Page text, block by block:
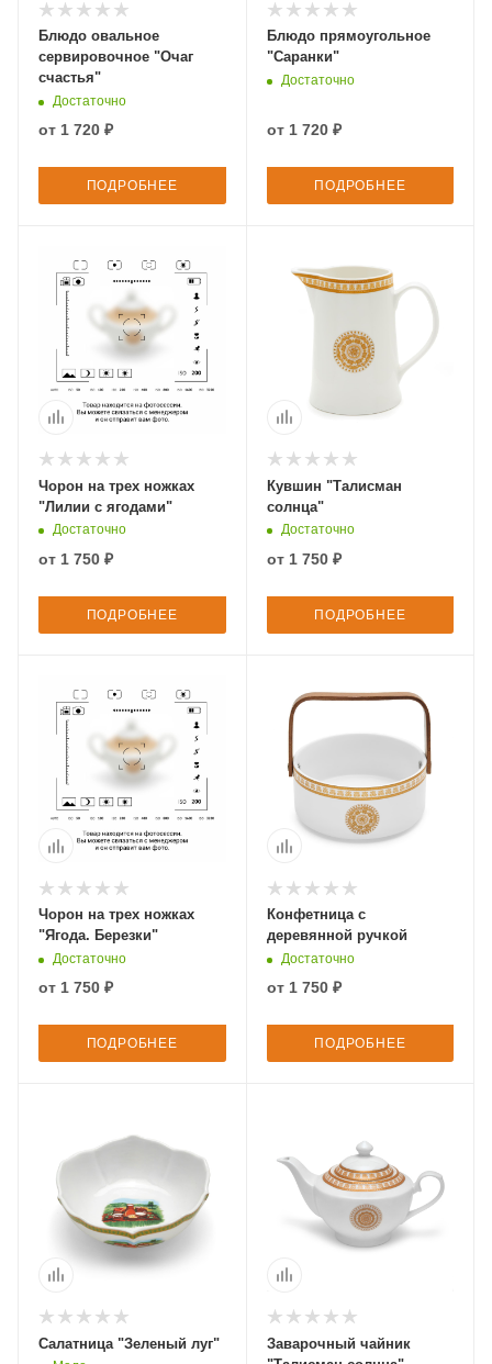
Блюдо овальное
сервировочное "Очаг
счастья"
Достаточно
от 1 720 ₽
ПОДРОБНЕЕ
Блюдо прямоугольное
"Саранки"
Достаточно
от 1 720 ₽
ПОДРОБНЕЕ
Чорон на трех ножках
"Лилии с ягодами"
Достаточно
от 1 750 ₽
ПОДРОБНЕЕ
Кувшин "Талисман
солнца"
Достаточно
от 1 750 ₽
ПОДРОБНЕЕ
Чорон на трех ножках
"Ягода. Березки"
Достаточно
от 1 750 ₽
ПОДРОБНЕЕ
Конфетница с
деревянной ручкой
Достаточно
от 1 750 ₽
ПОДРОБНЕЕ
Салатница "Зеленый луг"
Заварочный чайник